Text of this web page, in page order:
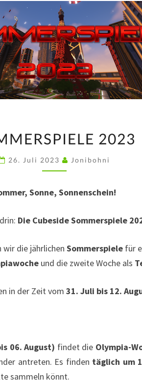
2023
2023
26. Juli 2023 Jonibohni
Sonne, Sonnenschein!
Die Cubeside Sommerspiele
wir die jährlichenSommerspiele für
und die zweite Woche als
in der Zeit vom 31. Juli bis 12.
06. August) findet die Olympia-
antreten. Es finden täglich um
sammeln könnt.